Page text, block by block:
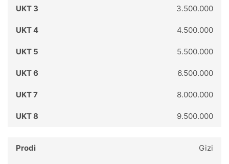
3.500.000
4.500.000
5.500.000
6.500.000
8.000.000
9.500.000
Gizi